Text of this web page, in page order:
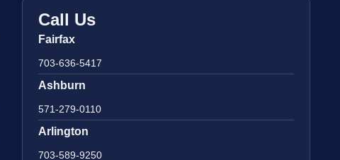
Call Us
Fairfax
703-636-5417
Ashburn
571-279-0110
Arlington
703-589-9250